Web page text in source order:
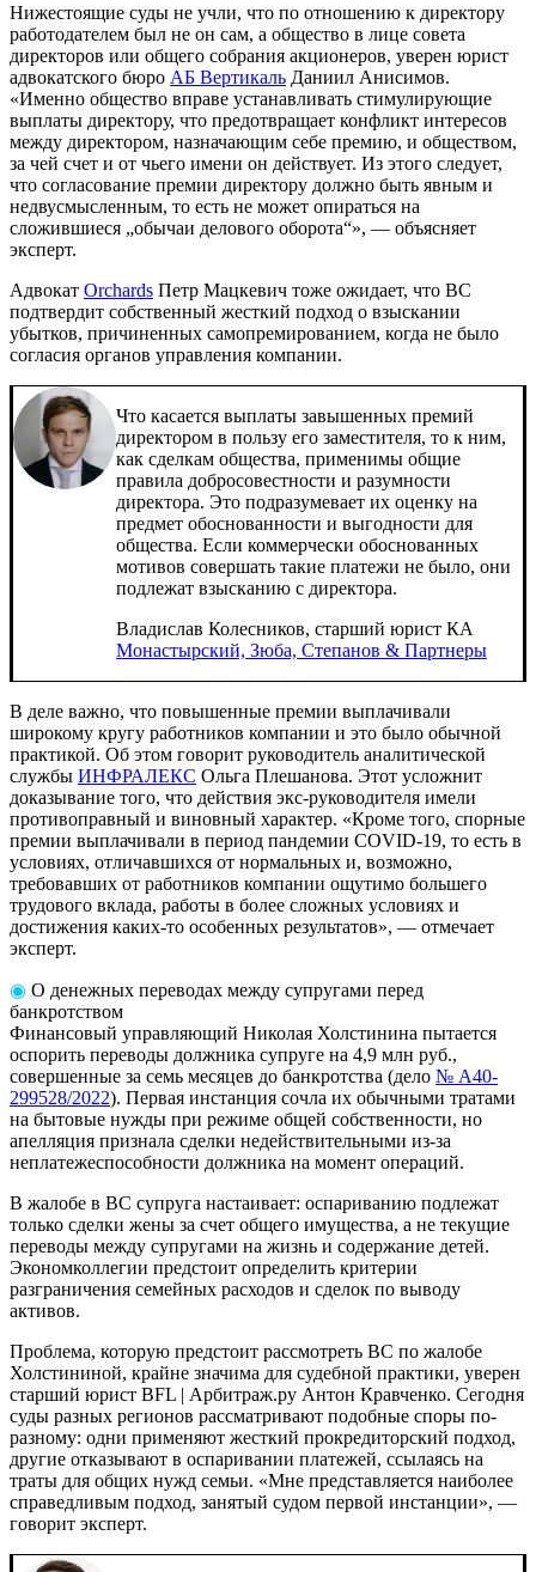
Нижестоящие суды не учли, что по отношению к директору
работодателем был не он сам, а общество в лице совета
директоров или общего собрания акционеров, уверен юрист
адвокатского бюро АБ Вертикаль Даниил Анисимов.
«Именно общество вправе устанавливать стимулирующие
выплаты директору, что предотвращает конфликт интересов
между директором, назначающим себе премию, и обществом,
за чей счет и от чьего имени он действует. Из этого следует,
что согласование премии директору должно быть явным и
недвусмысленным, то есть не может опираться на
сложившиеся „обычаи делового оборота“», — объясняет
эксперт.
Адвокат Orchards Петр Мацкевич тоже ожидает, что ВС
подтвердит собственный жесткий подход о взыскании
убытков, причиненных самопремированием, когда не было
согласия органов управления компании.
Что касается выплаты завышенных премий
директором в пользу его заместителя, то к ним,
как сделкам общества, применимы общие
правила добросовестности и разумности
директора. Это подразумевает их оценку на
предмет обоснованности и выгодности для
общества. Если коммерчески обоснованных
мотивов совершать такие платежи не было, они
подлежат взысканию с директора.
Владислав Колесников, старший юрист КА
Монастырский, Зюба, Степанов & Партнеры
В деле важно, что повышенные премии выплачивали
широкому кругу работников компании и это было обычной
практикой. Об этом говорит руководитель аналитической
службы ИНФРАЛЕКС Ольга Плешанова. Этот усложнит
доказывание того, что действия экс-руководителя имели
противоправный и виновный характер. «Кроме того, спорные
премии выплачивали в период пандемии COVID-19, то есть в
условиях, отличавшихся от нормальных и, возможно,
требовавших от работников компании ощутимо большего
трудового вклада, работы в более сложных условиях и
достижения каких-то особенных результатов», — отмечает
эксперт.
◉ О денежных переводах между супругами перед
банкротством
Финансовый управляющий Николая Холстинина пытается
оспорить переводы должника супруге на 4,9 млн руб.,
совершенные за семь месяцев до банкротства (дело № А40-
299528/2022). Первая инстанция сочла их обычными тратами
на бытовые нужды при режиме общей собственности, но
апелляция признала сделки недействительными из-за
неплатежеспособности должника на момент операций.
В жалобе в ВС супруга настаивает: оспариванию подлежат
только сделки жены за счет общего имущества, а не текущие
переводы между супругами на жизнь и содержание детей.
Экономколлегии предстоит определить критерии
разграничения семейных расходов и сделок по выводу
активов.
Проблема, которую предстоит рассмотреть ВС по жалобе
Холстининой, крайне значима для судебной практики, уверен
старший юрист BFL | Арбитраж.ру Антон Кравченко. Сегодня
суды разных регионов рассматривают подобные споры по-
разному: одни применяют жесткий прокредиторский подход,
другие отказывают в оспаривании платежей, ссылаясь на
траты для общих нужд семьи. «Мне представляется наиболее
справедливым подход, занятый судом первой инстанции», —
говорит эксперт.